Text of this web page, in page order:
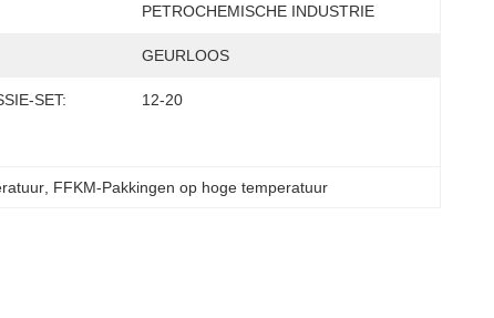
PETROCHEMISCHE INDUSTRIE
GEURLOOS
SET: 12-20
FFKM-Pakkingen op hoge temperatuur